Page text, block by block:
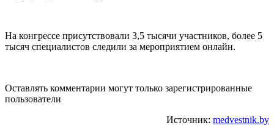
На конгрессе присутствовали 3,5 тысячи участников, более 5
тысяч специалистов следили за мероприятием онлайн.
Оставлять комментарии могут только зарегистрированные
пользователи
Источник: medvestnik.by